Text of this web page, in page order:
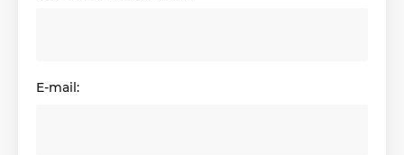
E-mail: